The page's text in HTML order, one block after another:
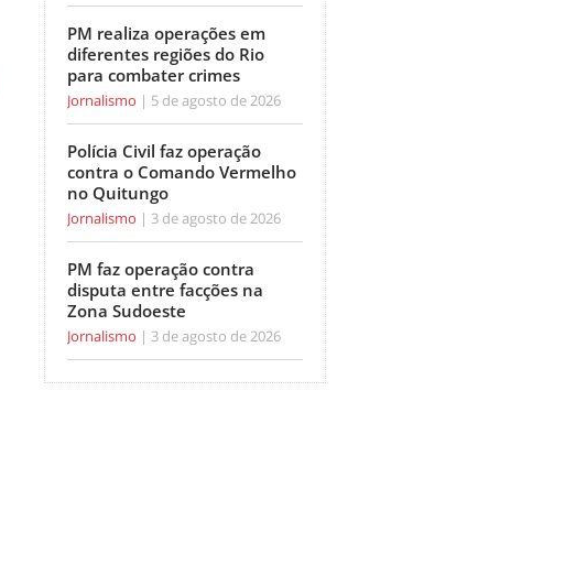
PM realiza operações em
diferentes regiões do Rio
para combater crimes
Jornalismo 5 de agosto de 2026
Polícia Civil faz operação
contra o Comando Vermelho
no Quitungo
Jornalismo 3 de agosto de 2026
PM faz operação contra
disputa entre facções na
Zona Sudoeste
Jornalismo 3 de agosto de 2026